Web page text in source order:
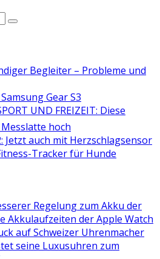
Begleiter – Probleme und
Gear S3
UND FREIZEIT: Diese
hoch
Jetzt auch mit Herzschlagsensor
Tracker für Hunde
Regelung zum Akku der
Akkulaufzeiten der Apple Watch
auf Schweizer Uhrenmacher
seine Luxusuhren zum